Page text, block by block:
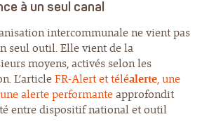
à un seul canal
intercommunale ne vient pas
seul outil. Elle vient de la
moyens, activés selon les
L’articleFR-Alert et téléalerte, une
alerte performanteapprofondit
entre dispositif national et outil